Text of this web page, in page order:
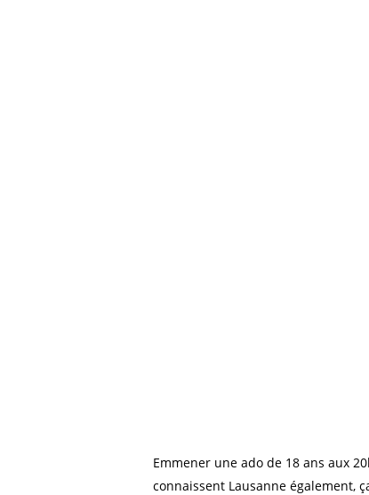
Emmener une ado de 18 ans aux
connaissent Lausanne également,